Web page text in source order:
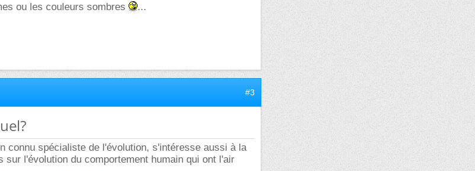
ou les couleurs sombres
...
#3
connu spécialiste de l'évolution, s'intéresse aussi à la
sur l'évolution du comportement humain qui ont l'air